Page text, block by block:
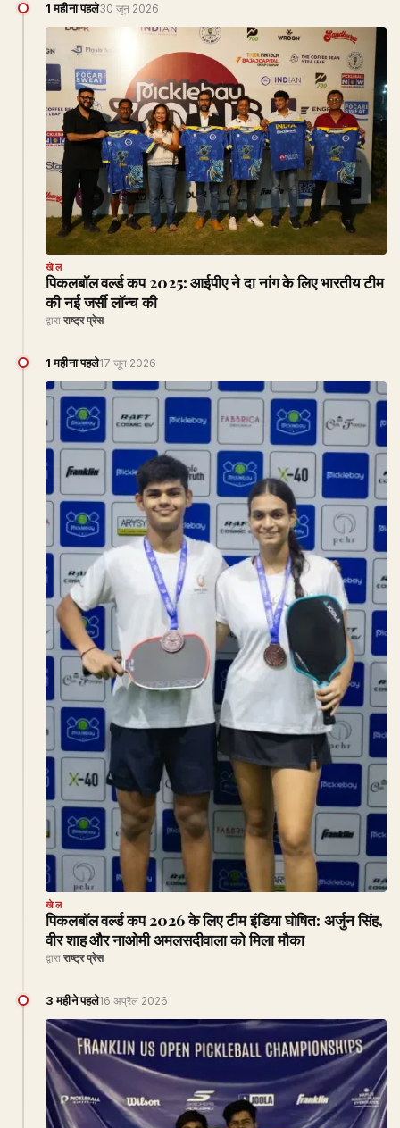
1 महीना पहले30 जून 2026
खेल
पिकलबॉल वर्ल्ड कप 2025: आईपीए ने दा नांग के लिए भारतीय टीम
की नई जर्सी लॉन्च की
द्वारा राष्ट्र प्रेस
1 महीना पहले17 जून 2026
खेल
पिकलबॉल वर्ल्ड कप 2026 के लिए टीम इंडिया घोषित: अर्जुन सिंह,
वीर शाह और नाओमी अमलसदीवाला को मिला मौका
द्वारा राष्ट्र प्रेस
3 महीने पहले16 अप्रैल 2026